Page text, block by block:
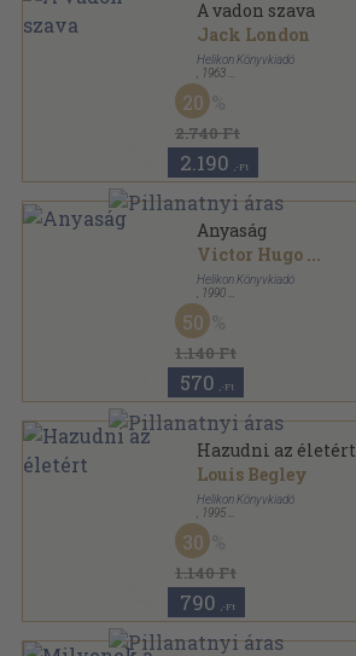
A vadon szava
Jack London
Helikon Könyvkiadó
1963
Félbőr
Új Elzevír Könyvtár sorozat
2.740 Ft
20
2.190 ,-Ft
Anyaság
Victor Hugo ...
Helikon Könyvkiadó
1990
Fűzött keménykötés
Briliáns könyvek sorozat
1.140 Ft
50
570 ,-Ft
Hazudni az életért
Louis Begley
Helikon Könyvkiadó
1995
Ragasztott papírkötés
1.140 Ft
30
790 ,-Ft